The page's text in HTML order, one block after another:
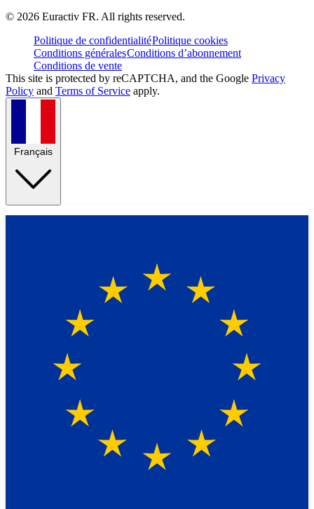
© 2026 Euractiv FR. All rights reserved.
Politique de confidentialitéPolitique cookies
Conditions généralesConditions d’abonnement
Conditions de vente
This site is protected by reCAPTCHA, and the Google Privacy
Policy and Terms of Service apply.
Français